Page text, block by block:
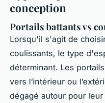
conception
Portails battants vs
Lorsqu'il s'agit de
coulissants, le type
déterminant. Les
vers l’intérieur ou
dégagé autour pour